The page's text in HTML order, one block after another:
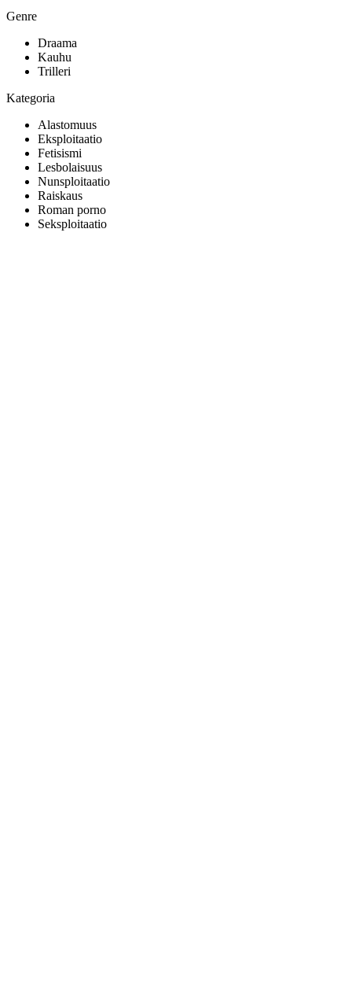
Genre
Draama
Kauhu
Trilleri
Kategoria
Alastomuus
Eksploitaatio
Fetisismi
Lesbolaisuus
Nunsploitaatio
Raiskaus
Roman porno
Seksploitaatio